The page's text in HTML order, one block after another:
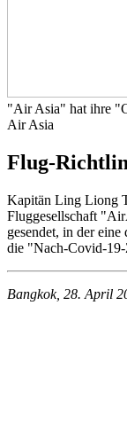
"Air Asia" hat ihre
Air Asia
Flug-
Kapitän Ling Liong
Fluggesellschaft
gesendet, in der
die "Nach-Covid-
Bangkok, 28. April